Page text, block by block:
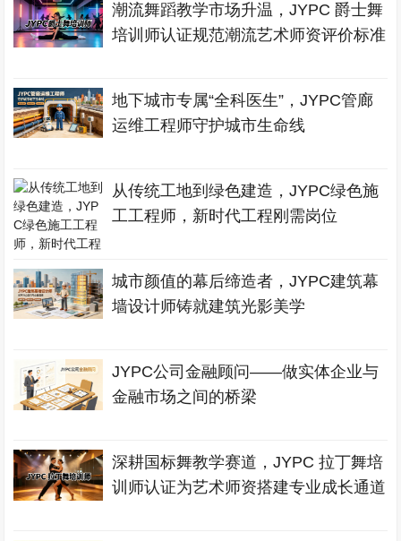
潮流舞蹈教学市场升温，JYPC 爵士舞
培训师认证规范潮流艺术师资评价标准
地下城市专属“全科医生”，JYPC管廊
运维工程师守护城市生命线
从传统工地到绿色建造，JYPC绿色施
工工程师，新时代工程刚需岗位
城市颜值的幕后缔造者，JYPC建筑幕
墙设计师铸就建筑光影美学
JYPC公司金融顾问——做实体企业与
金融市场之间的桥梁
深耕国标舞教学赛道，JYPC 拉丁舞培
训师认证为艺术师资搭建专业成长通道